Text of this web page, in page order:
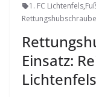
1. FC Lichtenfels,
Einsatz: